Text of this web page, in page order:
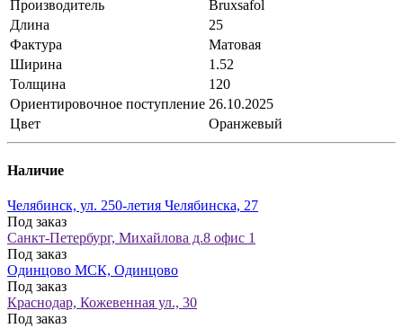
Производитель
Bruxsafol
Длина
25
Фактура
Матовая
Ширина
1.52
Толщина
120
Ориентировочное поступление 26.10.2025
Цвет
Оранжевый
Наличие
Челябинск, ул. 250-летия Челябинска, 27
Под заказ
Санкт-Петербург, Михайлова д.8 офис 1
Под заказ
Одинцово МСК, Одинцово
Под заказ
Краснодар, Кожевенная ул., 30
Под заказ